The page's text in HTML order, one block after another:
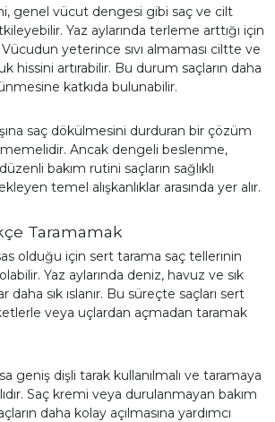
genel vücut dengesi gibi saç ve cilt
Yaz aylarında terleme arttığı için
yeterince sıvı almaması ciltte ve
hissini artırabilir. Bu durum saçların daha
katkıda bulunabilir.
saç dökülmesini durduran bir çözüm
Ancak dengeli beslenme,
bakım rutini saçların sağlıklı
temel alışkanlıklar arasında yer alır.
Taramamak
olduğu için sert tarama saç tellerinin
Yaz aylarında deniz, havuz ve sık
daha sık ıslanır. Bu süreçte saçları sert
veya uçlardan açmadan taramak
geniş dişli tarak kullanılmalı ve taramaya
Saç kremi veya durulanmayan bakım
daha kolay açılmasına yardımcı